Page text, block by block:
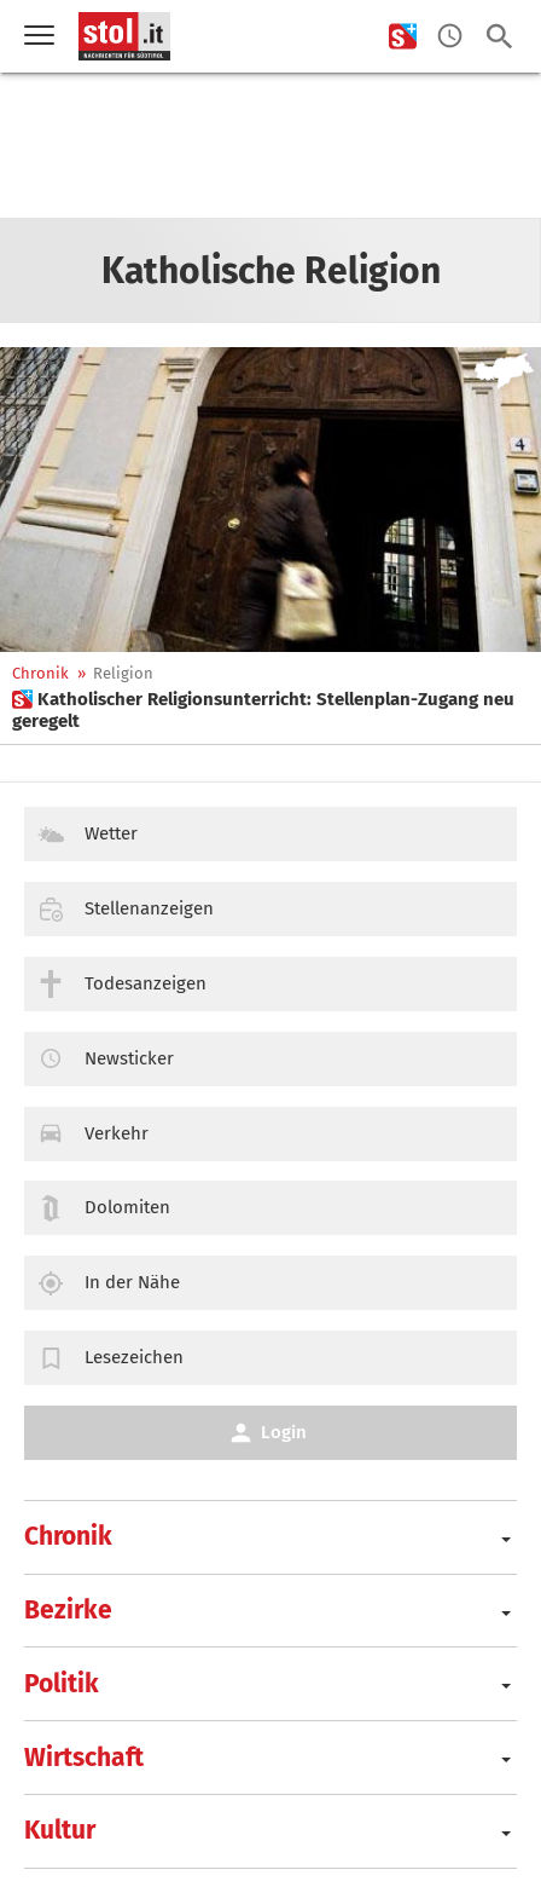
Katholische Religion
Chronik » Religion
 Katholischer Religionsunterricht: Stellenplan-Zugang neu
geregelt
Chronik
Bezirke
Politik
Wirtschaft
Kultur
Wetter
Stellenanzeigen
Todesanzeigen
Newsticker
Verkehr
Dolomiten
In der Nähe
Lesezeichen
Login